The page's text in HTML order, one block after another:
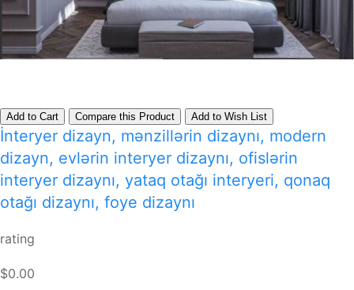
Add to Cart Compare this Product Add to Wish List
İnteryer dizayn, mənzillərin dizaynı, modern
dizayn, evlərin interyer dizaynı, ofislərin
interyer dizaynı, yataq otağı interyeri, qonaq
otağı dizaynı, foye dizaynı
rating
$0.00